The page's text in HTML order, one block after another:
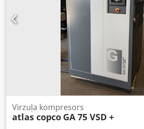
Virzuļa kompresors
atlas copco GA 75 VSD +